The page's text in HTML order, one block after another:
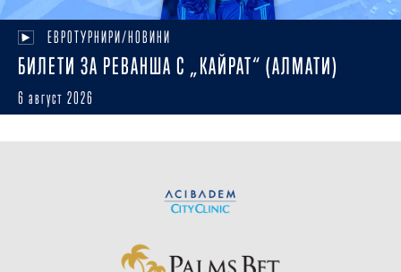
ЕВРОТУРНИРИ/НОВИНИ
БИЛЕТИ ЗА РЕВАНША С „КАЙРАТ“ (АЛМАТИ)
6 август 2026